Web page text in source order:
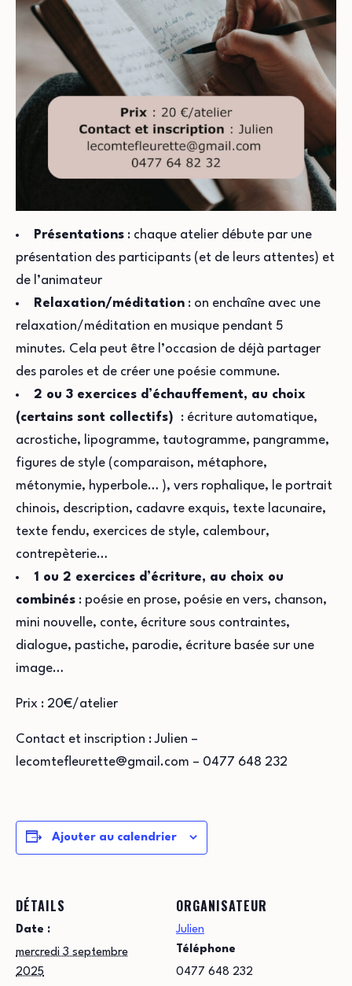
Présentations : chaque atelier débute par une
présentation des participants (et de leurs attentes) et
de l’animateur
Relaxation/méditation : on enchaîne avec une
relaxation/méditation en musique pendant 5
minutes. Cela peut être l’occasion de déjà partager
des paroles et de créer une poésie commune.
2 ou 3 exercices d’échauffement, au choix
(certains sont collectifs)
: écriture automatique,
acrostiche, lipogramme, tautogramme, pangramme,
figures de style (comparaison, métaphore,
métonymie, hyperbole… ), vers rophalique, le portrait
chinois, description, cadavre exquis, texte lacunaire,
texte fendu, exercices de style, calembour,
contrepèterie…
1 ou 2 exercices d’écriture, au choix ou
combinés : poésie en prose, poésie en vers, chanson,
mini nouvelle, conte, écriture sous contraintes,
dialogue, pastiche, parodie, écriture basée sur une
image…
Prix : 20€/atelier
Contact et inscription : Julien –
lecomtefleurette@gmail.com – 0477 648 232
Ajouter au calendrier
DÉTAILS
Date :
mercredi 3 septembre
2025
ORGANISATEUR
Julien
Téléphone
0477 648 232